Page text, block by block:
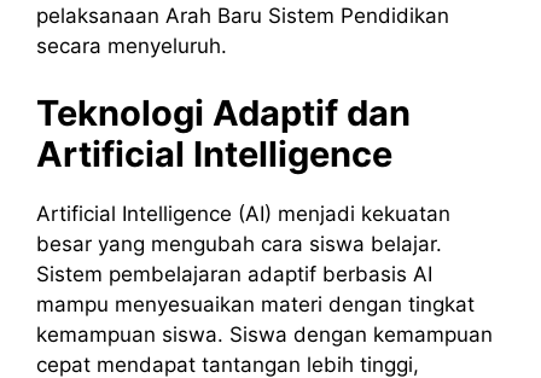
pelaksanaan Arah Baru Sistem Pendidikan
secara menyeluruh.
Teknologi Adaptif dan
Artificial Intelligence
Artificial Intelligence (AI) menjadi kekuatan
besar yang mengubah cara siswa belajar.
Sistem pembelajaran adaptif berbasis AI
mampu menyesuaikan materi dengan tingkat
kemampuan siswa. Siswa dengan kemampuan
cepat mendapat tantangan lebih tinggi,